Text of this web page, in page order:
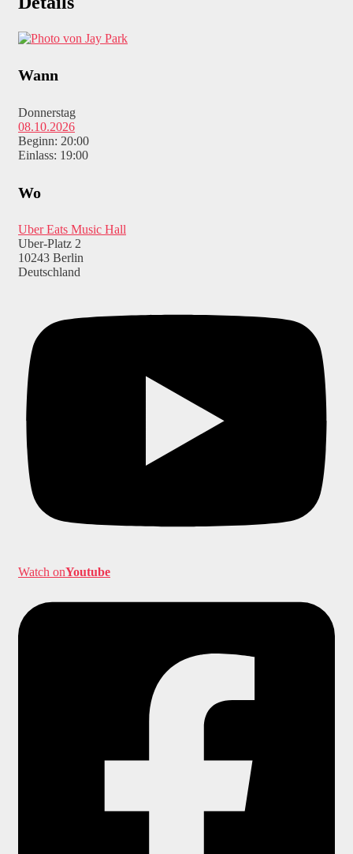
Wann
Donnerstag
08.10.2026
Beginn: 20:00
Einlass: 19:00
Wo
Uber Eats Music Hall
Uber-Platz 2
10243 Berlin
Deutschland
Watch onYoutube